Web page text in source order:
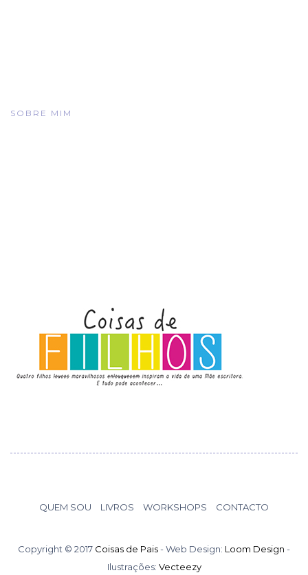
SOBRE MIM
QUEM SOU LIVROS WORKSHOPS CONTACTO
Copyright © 2017 Coisas de Pais- Web Design: Loom Design -
Ilustrações: Vecteezy